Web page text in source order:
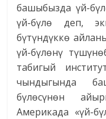
башыбызда үй-
үй-бүлө деп,
бүтүндүккө
үй-бүлөнү
табигый
чындыгында
бүлөсүнөн
Америкада «үй-